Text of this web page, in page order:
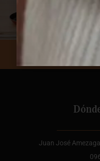
Juan José